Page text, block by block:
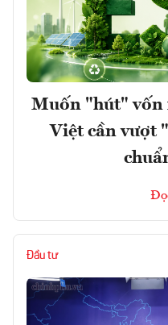
Muốn "hút" vốn
Việt cần vượt
Đầu tư